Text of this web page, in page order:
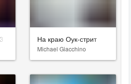
На краю Оук-стрит
Michael Giacchino